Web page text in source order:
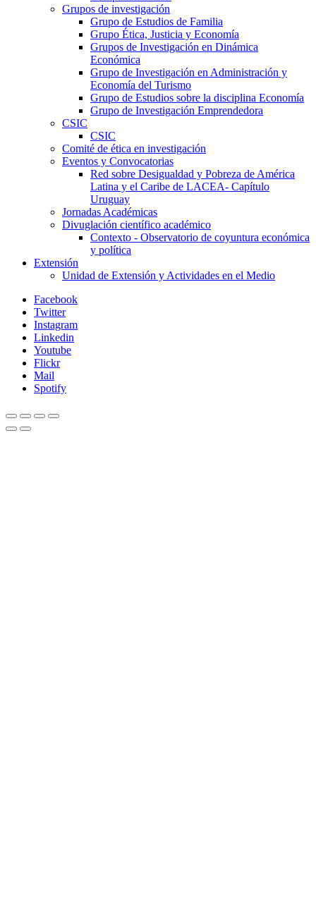
Grupos de investigación
Grupo de Estudios de Familia
Grupo Ética, Justicia y Economía
Grupos de Investigación en Dinámica
Económica
Grupo de Investigación en Administración y
Economía del Turismo
Grupo de Estudios sobre la disciplina Economía
Grupo de Investigación Emprendedora
CSIC
CSIC
Comité de ética en investigación
Eventos y Convocatorias
Red sobre Desigualdad y Pobreza de América
Latina y el Caribe de LACEA- Capítulo
Uruguay
Jornadas Académicas
Divuglación científico académico
Contexto - Observatorio de coyuntura económica
y política
Extensión
Unidad de Extensión y Actividades en el Medio
Facebook
Twitter
Instagram
Linkedin
Youtube
Flickr
Mail
Spotify